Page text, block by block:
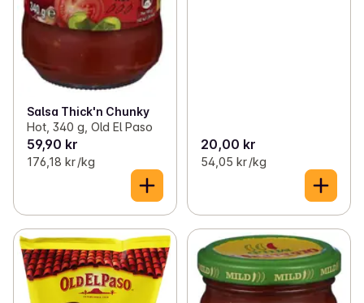
Salsa Thick'n Chunky
Hot, 340 g, Old El Paso
59,90 kr
176,18 kr /kg
20,00 kr
54,05 kr /kg